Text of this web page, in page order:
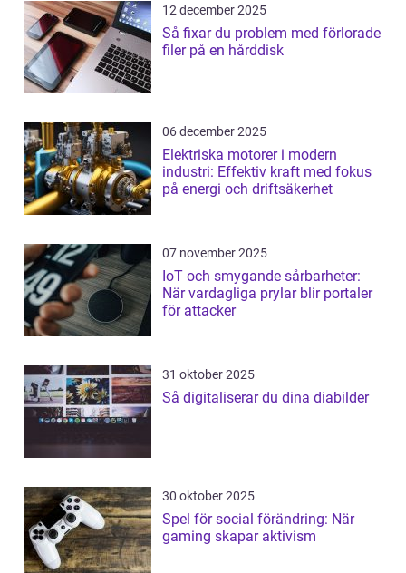
12 december 2025
Så fixar du problem med förlorade
filer på en hårddisk
06 december 2025
Elektriska motorer i modern
industri: Effektiv kraft med fokus
på energi och driftsäkerhet
07 november 2025
IoT och smygande sårbarheter:
När vardagliga prylar blir portaler
för attacker
31 oktober 2025
Så digitaliserar du dina diabilder
30 oktober 2025
Spel för social förändring: När
gaming skapar aktivism